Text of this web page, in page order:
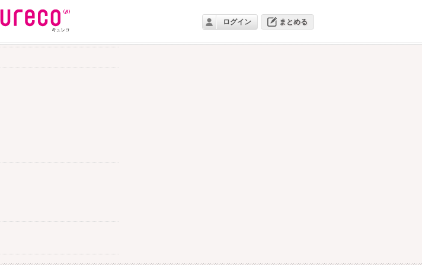
ログイン まとめる